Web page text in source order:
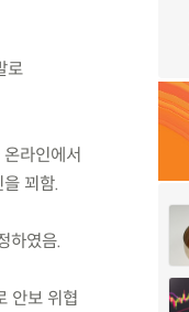
로
라인에서
꾀함.
하였음.
안보 위협